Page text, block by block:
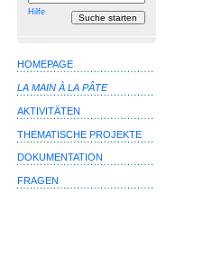
Hilfe
HOMEPAGE
LA MAIN À LA PÂTE
AKTIVITÄTEN
THEMATISCHE PROJEKTE
DOKUMENTATION
FRAGEN